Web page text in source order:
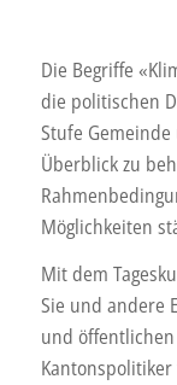
Die Begriffe
die politischen
Stufe
Überblick zu
Möglichkeiten
Mit dem
Sie und andere
und